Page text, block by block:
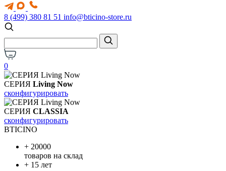
8 (499) 380 81 51 info@bticino-store.ru
0
СЕРИЯ Living Now
сконфигурировать
СЕРИЯ CLASSIA
сконфигурировать
BTICINO
+ 20000
товаров на склад
+ 15 лет